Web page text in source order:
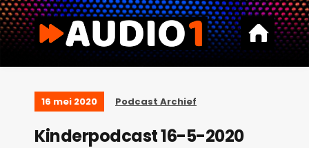
16 mei 2020 Podcast Archief
Kinderpodcast 16-5-2020